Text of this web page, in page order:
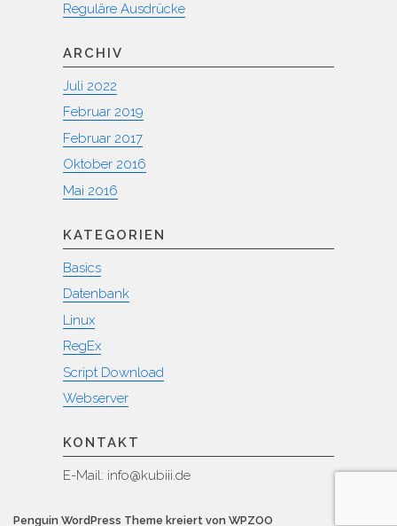
Reguläre Ausdrücke
ARCHIV
Juli 2022
Februar 2019
Februar 2017
Oktober 2016
Mai 2016
KATEGORIEN
Basics
Datenbank
Linux
RegEx
Script Download
Webserver
KONTAKT
E-Mail: info@kubiii.de
Penguin WordPress Theme kreiert von WPZOO